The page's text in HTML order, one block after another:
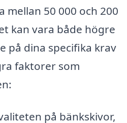
mellan 50 000 och 200
kan vara både högre
på dina specifika krav
faktorer som
på bänkskivor,